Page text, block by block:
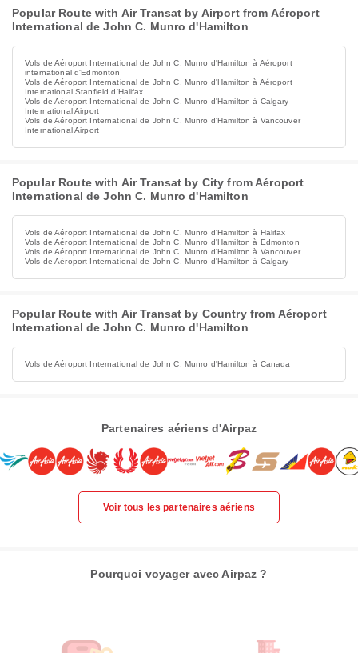
Popular Route with Air Transat by Airport from Aéroport
International de John C. Munro d'Hamilton
Vols de Aéroport International de John C. Munro d'Hamilton à Aéroport
international d'Edmonton
Vols de Aéroport International de John C. Munro d'Hamilton à Aéroport
International Stanfield d'Halifax
Vols de Aéroport International de John C. Munro d'Hamilton à Calgary
International Airport
Vols de Aéroport International de John C. Munro d'Hamilton à Vancouver
International Airport
Popular Route with Air Transat by City from Aéroport
International de John C. Munro d'Hamilton
Vols de Aéroport International de John C. Munro d'Hamilton à Halifax
Vols de Aéroport International de John C. Munro d'Hamilton à Edmonton
Vols de Aéroport International de John C. Munro d'Hamilton à Vancouver
Vols de Aéroport International de John C. Munro d'Hamilton à Calgary
Popular Route with Air Transat by Country from Aéroport
International de John C. Munro d'Hamilton
Vols de Aéroport International de John C. Munro d'Hamilton à Canada
Partenaires aériens d'Airpaz
Voir tous les partenaires aériens
Pourquoi voyager avec Airpaz ?